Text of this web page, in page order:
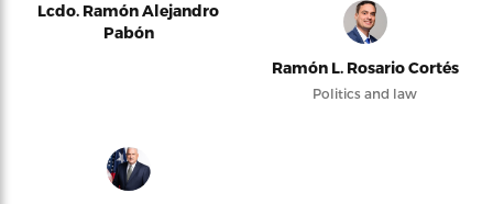
Lcdo. Ramón Alejandro
Pabón
Ramón L. Rosario Cortés
Politics and law